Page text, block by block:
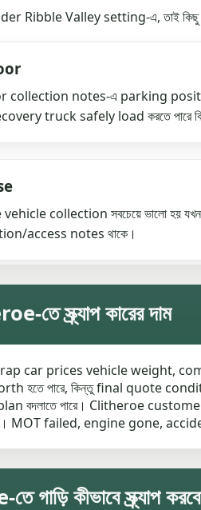
Ribble Valley setting-এ, তাই কিছু
collection notes-এ parking
truck safely load করতে পারে
collection সবচেয়ে ভালো হয়
access notes থাকে।
তে স্ক্র্যাপ কারের দাম
car prices vehicle weight,
worth হতে পারে, কিন্তু final quote
বদলাতে পারে। Clitheroe
MOT failed, engine gone,
গাড়ি কীভাবে স্ক্র্যাপ